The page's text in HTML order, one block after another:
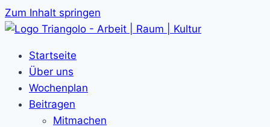
Zum Inhalt springen
Startseite
Über uns
Wochenplan
Beitragen
Mitmachen